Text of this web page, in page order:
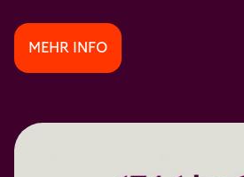
MEHR INFO